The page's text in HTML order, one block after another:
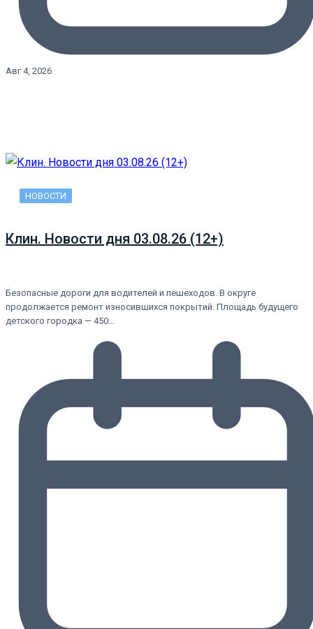
Авг 4, 2026
НОВОСТИ
Клин. Новости дня 03.08.26 (12+)
Безопасные дороги для водителей и пешеходов. В округе
продолжается ремонт износившихся покрытий. Площадь будущего
детского городка — 450…